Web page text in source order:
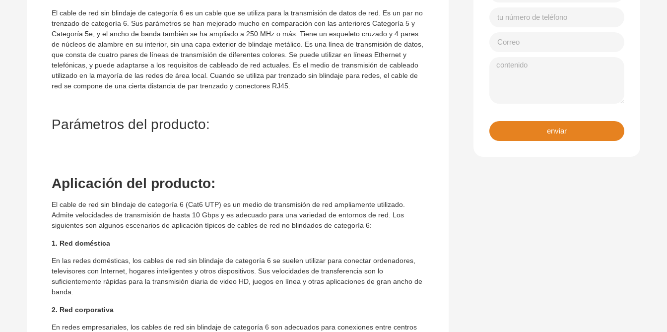
El cable de red sin blindaje de categoría 6 es un cable que se utiliza para la transmisión de datos de red. Es un par no
trenzado de categoría 6. Sus parámetros se han mejorado mucho en comparación con las anteriores Categoría 5 y
Categoría 5e, y el ancho de banda también se ha ampliado a 250 MHz o más. Tiene un esqueleto cruzado y 4 pares
de núcleos de alambre en su interior, sin una capa exterior de blindaje metálico. Es una línea de transmisión de datos,
que consta de cuatro pares de líneas de transmisión de diferentes colores. Se puede utilizar en líneas Ethernet y
telefónicas, y puede adaptarse a los requisitos de cableado de red actuales. Es el medio de transmisión de cableado
utilizado en la mayoría de las redes de área local. Cuando se utiliza par trenzado sin blindaje para redes, el cable de
red se compone de una cierta distancia de par trenzado y conectores RJ45.
Parámetros del producto:
Aplicación del producto:
El cable de red sin blindaje de categoría 6 (Cat6 UTP) es un medio de transmisión de red ampliamente utilizado.
Admite velocidades de transmisión de hasta 10 Gbps y es adecuado para una variedad de entornos de red. Los
siguientes son algunos escenarios de aplicación típicos de cables de red no blindados de categoría 6:
1. Red doméstica
En las redes domésticas, los cables de red sin blindaje de categoría 6 se suelen utilizar para conectar ordenadores,
televisores con Internet, hogares inteligentes y otros dispositivos. Sus velocidades de transferencia son lo
suficientemente rápidas para la transmisión diaria de video HD, juegos en línea y otras aplicaciones de gran ancho de
banda.
2. Red corporativa
En redes empresariales, los cables de red sin blindaje de categoría 6 son adecuados para conexiones entre centros
enviar